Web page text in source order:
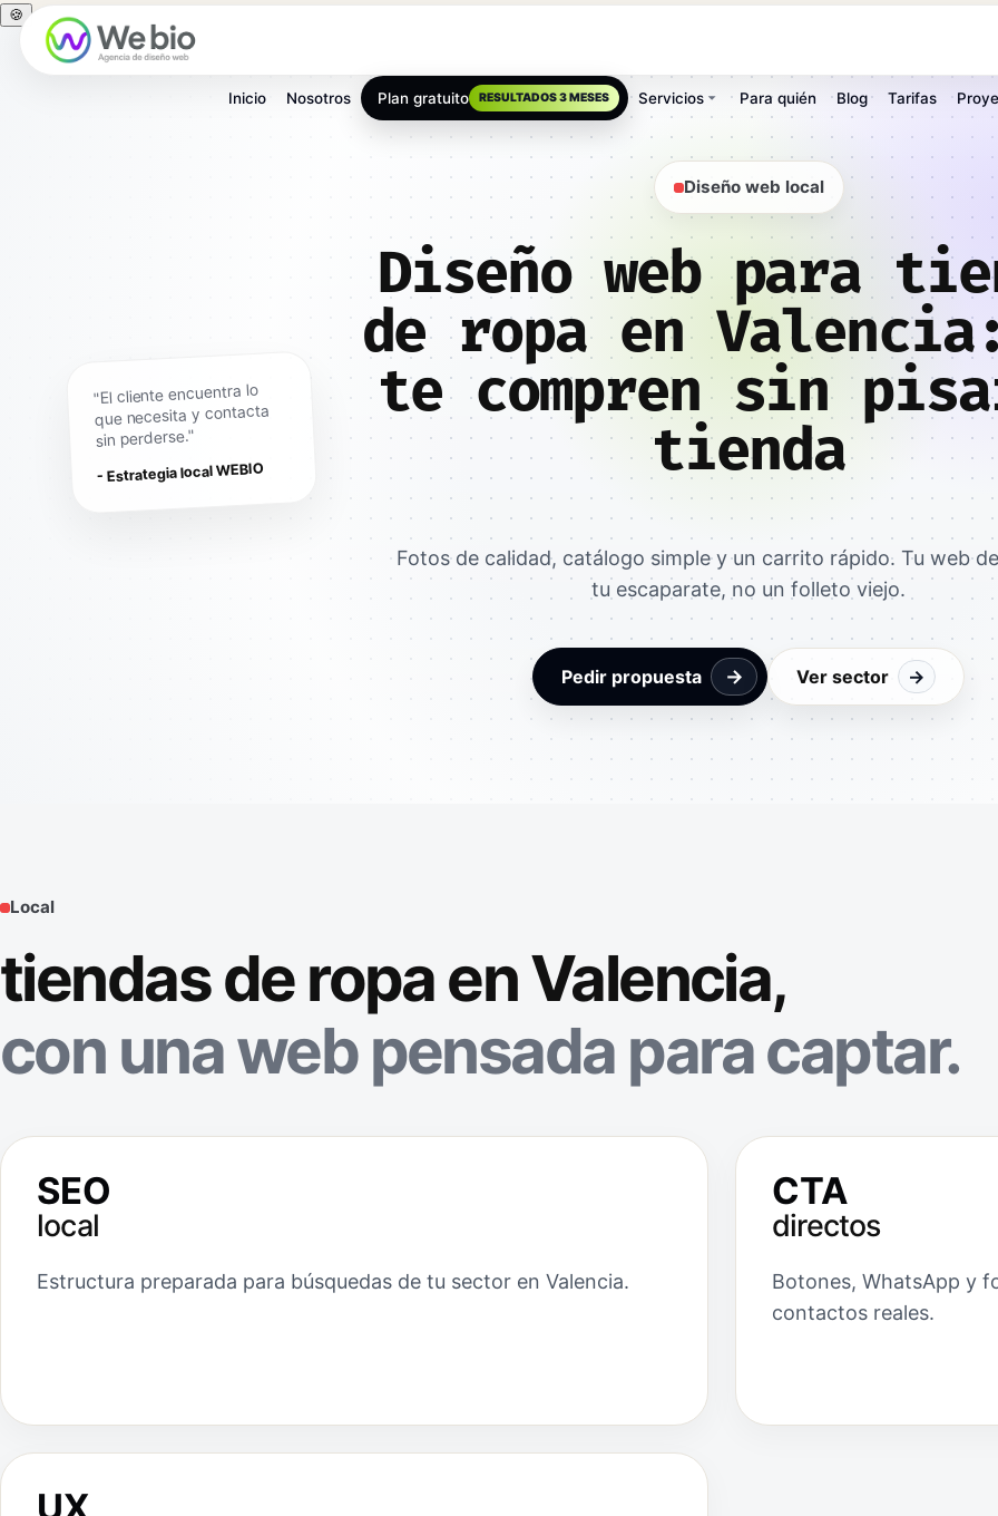
🍪
Inicio Nosotros Plan gratuito RESULTADOS 3 MESES Servicios Para quién Blog Tarifas
"El cliente encuentra lo
que necesita y contacta
sin perderse."
- Estrategia local WEBIO
Diseño web local
Diseño web para
de ropa en
te compren sin
tienda
Fotos de calidad, catálogo simple y un carrito rápido. Tu web
tu escaparate, no un folleto viejo.
Pedir propuesta → Ver sector →
Local
tiendas de ropa en Valencia,
con una web pensada para captar.
SEO
local
Estructura preparada para búsquedas de tu sector en Valencia.
CTA
directos
Botones, WhatsApp y
contactos reales.